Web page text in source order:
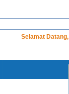
Selamat Datang,